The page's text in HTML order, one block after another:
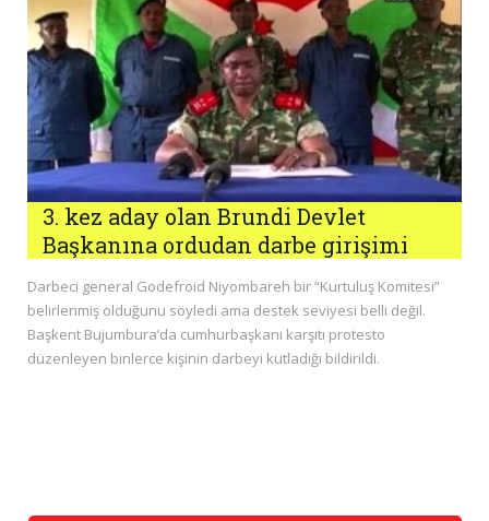
3. kez aday olan Brundi Devlet
Başkanına ordudan darbe girişimi
Darbeci general Godefroid Niyombareh bir “Kurtuluş Komitesi”
belirlenmiş olduğunu söyledi ama destek seviyesi belli değil.
Başkent Bujumbura’da cumhurbaşkanı karşıtı protesto
düzenleyen binlerce kişinin darbeyi kutladığı bildirildi.